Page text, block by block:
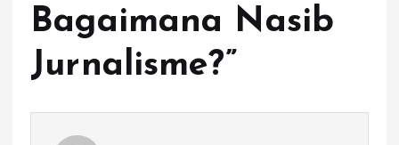
Bagaimana Nasib
Jurnalisme?”